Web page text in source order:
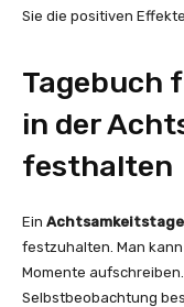
Sie die positiven
Tagebuch
in der
festhalten
Ein
festzuhalten. Man
Momente
Selbstbeobachtung